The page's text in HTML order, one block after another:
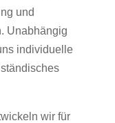
und
Unabhängig
individuelle
wir für